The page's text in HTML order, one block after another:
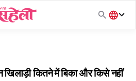
हिंदी
खिलाड़ी कितने में बिका और किसे नहीं